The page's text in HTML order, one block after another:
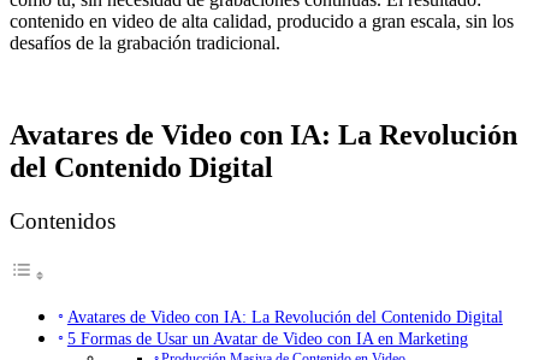
contenido en video de alta calidad, producido a gran escala, sin los
desafíos de la grabación tradicional.
Avatares de Video con IA: La Revolución
del Contenido Digital
Contenidos
Avatares de Video con IA: La Revolución del Contenido Digital
5 Formas de Usar un Avatar de Video con IA en Marketing